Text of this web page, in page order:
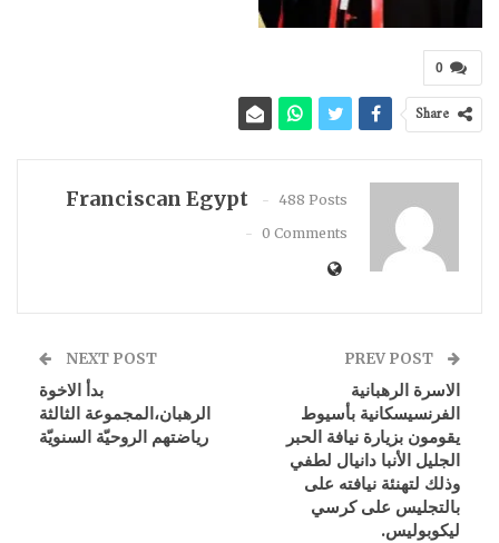
0
Share
Franciscan Egypt
488 Posts
0 Comments
الاسرة الرهبانية
الفرنسيسكانية بأسيوط
يقومون بزيارة نيافة الحبر
الجليل الأنبا دانيال لطفي
وذلك لتهنئة نيافته على
بالتجليس على كرسي
ليكوبوليس.
NEXT POST
بدأ الاخوة
الرهبان،المجموعة الثالثة
رياضتهم الروحيّة السنويّة